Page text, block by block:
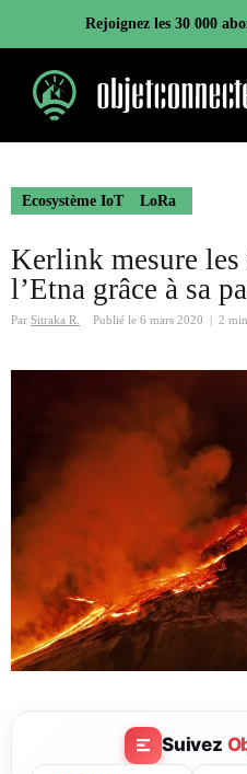
contenu
Rejoignez les 30 000
Ecosystème IoT LoRa
Kerlink mesure
l’Etna grâce à sa
Par Sitraka R. Publié le 6 mars 2020 2
Suivez